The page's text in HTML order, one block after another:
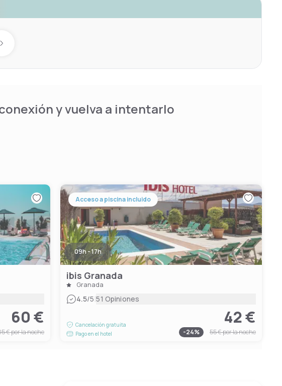
Next day
y vuelva a intentarlo
60 €
€por la noche
Acceso a piscina incluido
09h - 17h
ibis Granada
Granada
4.5/5|51 Opiniones
Cancelación gratuita
Pago en el hotel
42 €
-24% 55 €por la noche